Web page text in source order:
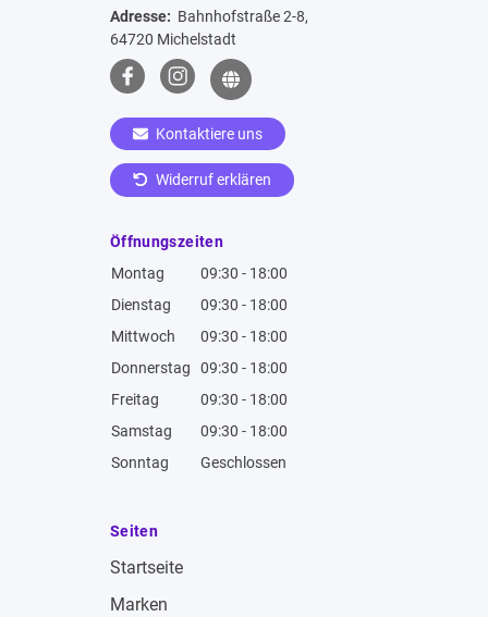
Adresse: Bahnhofstraße 2-8,
64720 Michelstadt
Kontaktiere uns
Widerruf erklären
Öffnungszeiten
Montag
09:30 - 18:00
Dienstag
09:30 - 18:00
Mittwoch
09:30 - 18:00
Donnerstag
09:30 - 18:00
Freitag
09:30 - 18:00
Samstag
09:30 - 18:00
Sonntag
Geschlossen
Seiten
Startseite
Marken